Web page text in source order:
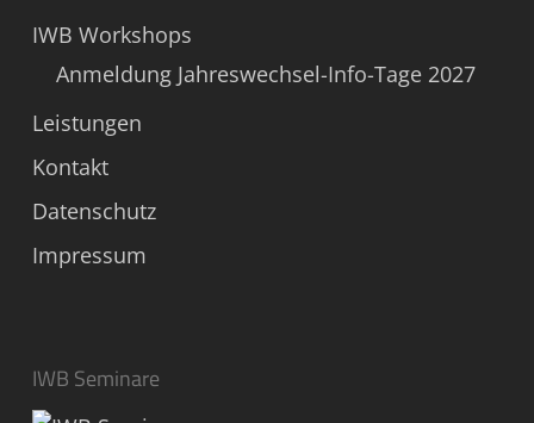
IWB Workshops
Anmeldung Jahreswechsel-Info-Tage 2027
Leistungen
Kontakt
Datenschutz
Impressum
IWB Seminare